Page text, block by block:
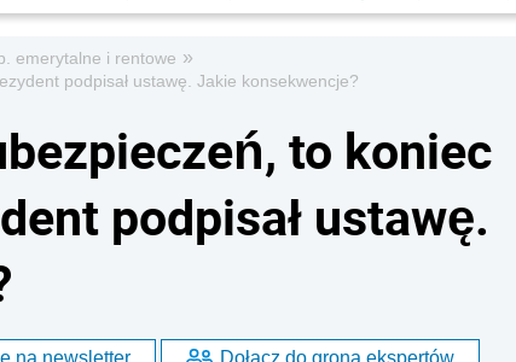
emerytalne i rentowe »
podpisał ustawę. Jakie konsekwencje?
to koniec
podpisał ustawę.
na newsletter Dołącz do grona ekspertów